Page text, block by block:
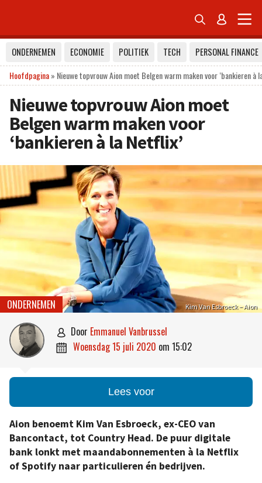
 
ONDERNEMEN ECONOMIE POLITIEK TECH
PERSONAL FINANCE
Hoofdpagina» Nieuwe topvrouw Aion moet Belgen warm maken voor ‘bankieren à
Nieuwe topvrouw Aion moet
Belgen warm maken voor
‘bankieren à la Netflix’
Kim Van Esbroeck – Aion
ONDERNEMEN
 door Emmanuel Vanbrussel
 woensdag 15 juli 2020 om 15:02
Lees voor
Aion benoemt Kim Van Esbroeck, ex-CEO van
Bancontact, tot Country Head. De puur digitale
bank lonkt met maandabonnementen à la Netflix
of Spotify naar particulieren én bedrijven.